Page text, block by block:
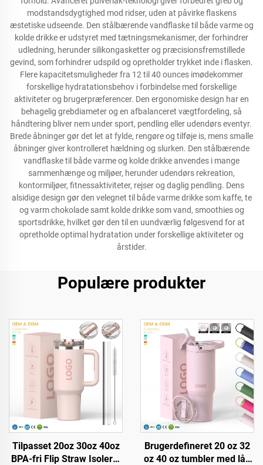
modstandsdygtighed mod ridser, uden at påvirke flaskens
æstetiske udseende. Den stålbærende vandflaske til både varme og
kolde drikke er udstyret med tætningsmekanismer, der forhindrer
udledning, herunder silikongasketter og præcisionsfremstillede
gevind, som forhindrer udspild og opretholder trykket inde i flasken.
Flere kapacitetsmuligheder fra 12 til 40 ounces imødekommer
forskellige hydratationsbehov i forbindelse med forskellige
aktiviteter og brugerpræferencer. Den ergonomiske design har en
behagelig grebdiameter og en afbalanceret vægtfordeling, så
håndtering bliver nem under sport, pendling eller udendørs eventyr.
Brede åbninger gør det let at fylde, rengøre og tilføje is, mens smalle
åbninger giver kontrolleret hældning og slurken. Den stålbærende
vandflaske til både varme og kolde drikke anvendes i mange
sammenhænge og miljøer, herunder udendørs rekreation,
kontormiljøer, fitnessaktiviteter, rejser og daglig pendling. Dens
alsidige design gør den velegnet til både varme drikke som kaffe, te
og varm chokolade samt kolde drikke som vand, smoothies og
sportsdrikke, hvilket gør den til en uundværlig følgesvend for at
opretholde optimal hydratation under forskellige aktiviteter og
årstider.
Populære produkter
Tilpasset 20oz 30oz 40oz
BPA-fri Flip Straw Isoleret
Brugerdefineret 20 oz 32
oz 40 oz tumbler med låg